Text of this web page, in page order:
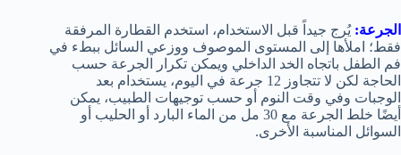
الجرعة: يُرج جيداً قبل الاستخدام، استخدم القطارة المرفقة
فقط؛ املأها إلى المستوى الموصوف ووزعي السائل ببطء في
فم الطفل باتجاه الخد الداخلي ويمكن تكرار الجرعة حسب
الحاجة لكن لا تتجاوز 12 جرعة في اليوم، يستخدام بعد
الوجبات وفي وقت النوم أو حسب توجيهات الطبيب، يمكن
أيضًا خلط الجرعة مع 30 مل من الماء البارد أو الحليب أو
السوائل المناسبة الأخرى.